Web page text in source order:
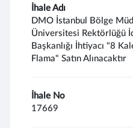
İhale Adı
DMO İstanbul Bölge
Üniversitesi Rektörlüğü
Başkanlığı İhtiyacı "8
Flama" Satın Alınacaktır
İhale No
17669